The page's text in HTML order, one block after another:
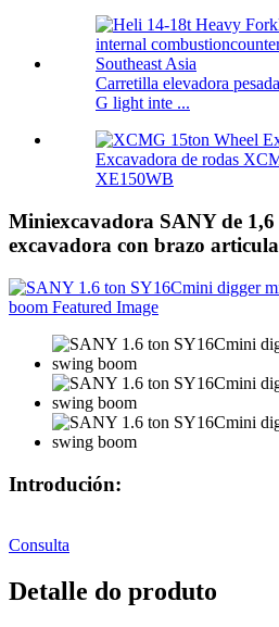
Carretilla elevadora
G light inte ...
Excavadora de rodas
XE150WB
Miniexcavadora SANY de
excavadora con brazo
Introdución:
Consulta
Detalle do produto